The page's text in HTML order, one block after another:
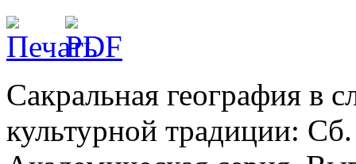
Сакральная география в
культурной традиции: